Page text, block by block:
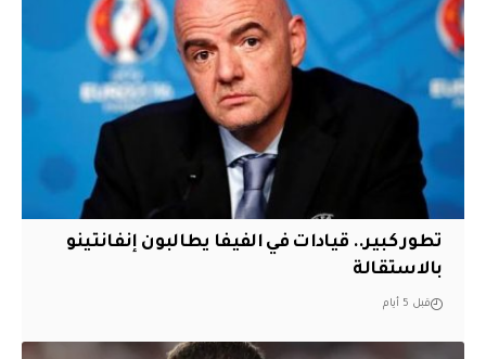
تطور كبير.. قيادات في الفيفا يطالبون إنفانتينو
بالاستقالة
قبل 5 أيام